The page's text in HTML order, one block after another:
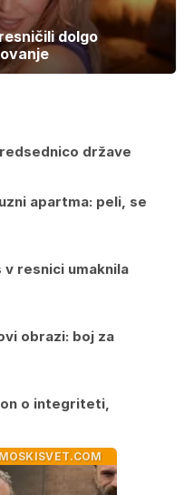
dolgo
države
apartma: peli, se
v resnici umaknila
obrazi: boj za
o integriteti,
MOSKISVET.COM